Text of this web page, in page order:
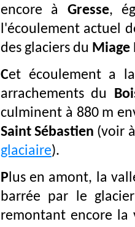
encore à Gresse,
l'écoulement actuel
des glaciers du Miage
Cet écoulement a laissé des traces bien visibles dans le paysage, les
arrachements du
culminent à 880 m
Saint Sébastien (voir
glaciaire).
Plus en amont, la
barrée par le
remontant encore